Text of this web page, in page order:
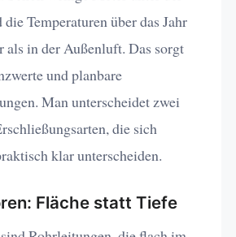
Temperaturen über das Jahr
als in der Außenluft. Das sorgt
und planbare
Man unterscheidet zwei
die sich
klar unterscheiden.
Fläche statt Tiefe